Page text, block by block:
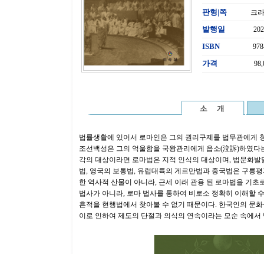
판형|쪽 크
발행일
ISBN
가격
법률생활에 있어서 로마인은 그의 권리구제를 법무관에게
조선백성은 그의 억울함을 국왕관리에게 읍소(泣訴)하였
각의 대상이라면 로마법은 지적 인식의 대상이며, 법문화
법, 영국의 보통법, 유럽대륙의 게르만법과 중국법은 구릉
한 역사적 산물이 아니라, 근세 이래 관용 된 로마법을 기
법사가 아니라, 로마 법사를 통하여 비로소 정확히 이해할
흔적을 현행법에서 찾아볼 수 없기 때문이다. 한국인의 문
이로 인하여 제도의 단절과 의식의 연속이라는 모순 속에서